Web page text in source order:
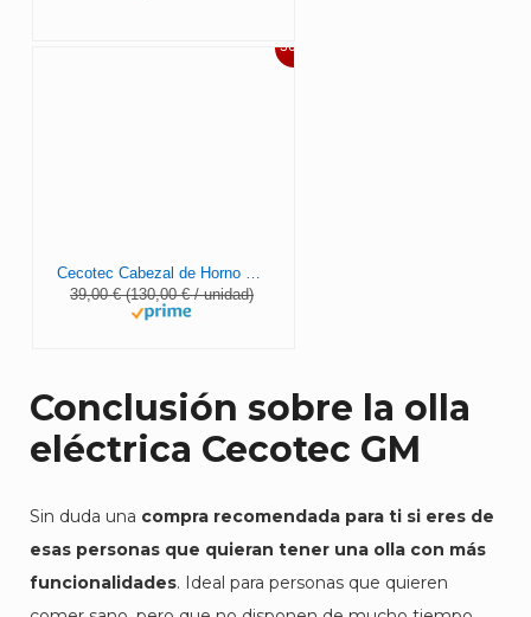
36%
Cecotec Cabezal de Horno Ollas GM. 700 W, Compatible con Ollas GM de 6 litros, Termostato Regulable hasta 250ºC, Sistema ciclo de aire caliente, Temporizador 60 min
39,00 € (130,00 € / unidad)
Conclusión sobre la olla
eléctrica Cecotec GM
Sin duda una compra recomendada para ti si eres de
esas personas que quieran tener una olla con más
funcionalidades. Ideal para personas que quieren